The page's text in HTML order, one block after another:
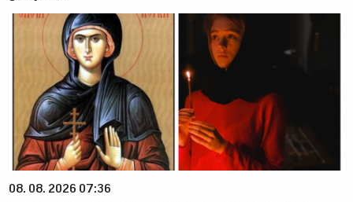
08. 08. 2026 07:36